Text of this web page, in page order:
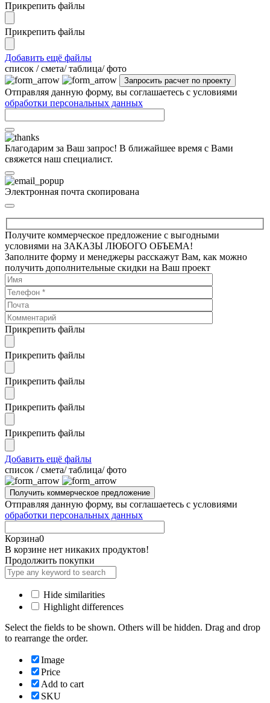
Прикрепить файлы
Прикрепить файлы
Добавить ещё файлы
cписок / смета/ таблица/ фото
Отправляя данную форму, вы соглашаетесь с условиями
обработки персональных данных
Благодарим за Ваш запрос! В ближайшее время с Вами
свяжется наш специалист.
Электронная почта скопирована
Получите коммерческое предложение с выгодными
условиями на ЗАКАЗЫ ЛЮБОГО ОБЪЕМА!
Заполните форму и менеджеры расскажут Вам, как можно
получить дополнительные скидки на Ваш проект
Прикрепить файлы
Прикрепить файлы
Прикрепить файлы
Прикрепить файлы
Прикрепить файлы
Добавить ещё файлы
cписок / смета/ таблица/ фото
Отправляя данную форму, вы соглашаетесь с условиями
обработки персональных данных
Корзина0
В корзине нет никаких продуктов!
Продолжить покупки
Hide similarities
Highlight differences
Select the fields to be shown. Others will be hidden. Drag and drop
to rearrange the order.
Image
Price
Add to cart
SKU